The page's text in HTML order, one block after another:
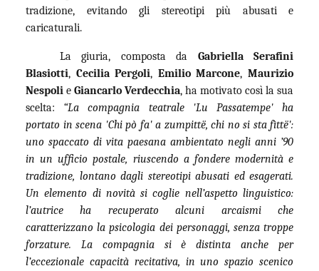
tradizione, evitando gli stereotipi più abusati e
caricaturali.
La giuria, composta da Gabriella Serafini
Blasiotti, Cecilia Pergoli, Emilio Marcone,Maurizio
Nespoli e Giancarlo Verdecchia, ha motivato così la sua
scelta: “La compagnia teatrale 'Lu Passatempe' ha
portato in scena 'Chi pò fa' a zumpittë, chi no si sta fìttë':
uno spaccato di vita paesana ambientato negli anni ’90
in un ufficio postale, riuscendo a fondere modernità e
tradizione, lontano dagli stereotipi abusati ed esagerati.
Un elemento di novità si coglie nell’aspetto linguistico:
l’autrice ha recuperato alcuni arcaismi che
caratterizzano la psicologia dei personaggi, senza troppe
forzature. La compagnia si è distinta anche per
l’eccezionale capacità recitativa, in uno spazio scenico